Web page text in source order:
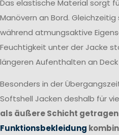
Das elastische Material sorgt
Manövern an Bord.
während atmungsaktive
Feuchtigkeit unter der Jacke
längeren Aufenthalten an
Besonders in der
Softshell Jacken deshalb für
als äußere Schicht
Funktionsbekleidung